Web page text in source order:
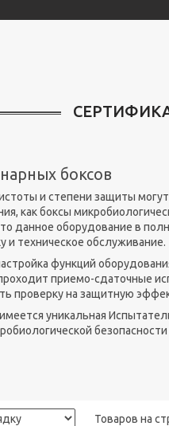
боксов
и степени защиты
как боксы
данное оборудование в
и техническое обслуживание.
функций
приемо-сдаточные
проверку на защитную
уникальная
безопасности